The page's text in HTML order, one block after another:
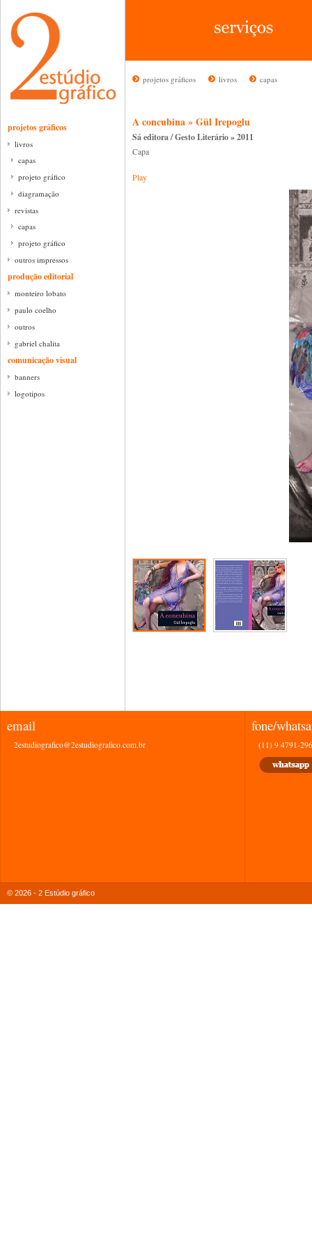
projetos gráficos
livros
capas
projeto gráfico
diagramação
revistas
capas
projeto gráfico
outros impressos
produção editorial
monteiro lobato
paulo coelho
outros
gabriel chalita
comunicação visual
banners
logotipos
projetos gráficos livros capas
A concubina » Gül Irepoglu
Sá editora / Gesto Literário » 2011
Capa
Play
email
2estudiografico@2estudiografico.com.br
fone/
(11) 9 4791-
© 2026 - 2 Estúdio gráfico